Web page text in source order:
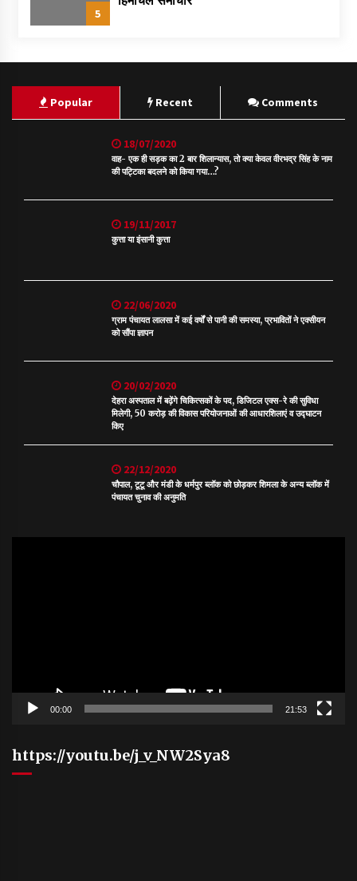
5
Popular Recent Comments
18/07/2020
वाह- एक ही सड़क का 2 बार शिलान्यास, तो क्या केवल वीरभद्र सिंह के नाम
की पट्टिका बदलने को किया गया…?
19/11/2017
कुत्ता या इंसानी कुत्ता
22/06/2020
ग्राम पंचायत लालसा में कई वर्षों से पानी की समस्या, प्रभावितों ने एक्सीयन
को सौंपा ज्ञापन
20/02/2020
देहरा अस्पताल में बढ़ेंगे चिकित्सकों के पद, डिजिटल एक्स-रे की सुविधा
मिलेगी, 50 करोड़ की विकास परियोजनाओं की आधारशिलाएं व उद्घाटन
किए
22/12/2020
चौपाल, टूटू और मंडी के धर्मपुर ब्लॉक को छोड़कर शिमला के अन्य ब्लॉक में
पंचायत चुनाव की अनुमति
00:00 21:53
https://youtu.be/j_v_NW2Sya8